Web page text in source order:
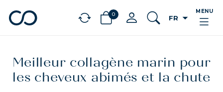
chevron_leftBÉNÉFICES
0 FR arrow_drop_down
MENU
Meilleur collagène marin pour
les cheveux abimés et la chute